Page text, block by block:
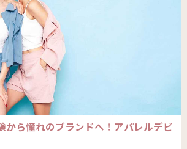
から憧れのブランドへ！アパレルデビ